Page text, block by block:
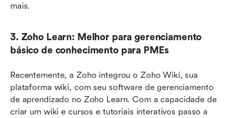
mais.
3. Zoho Learn: Melhor para gerenciamento
básico de conhecimento para PMEs
Recentemente, a Zoho integrou o Zoho Wiki, sua
plataforma wiki, com seu software de gerenciamento
de aprendizado no Zoho Learn. Com a capacidade de
criar um wiki e cursos e tutoriais interativos passo a